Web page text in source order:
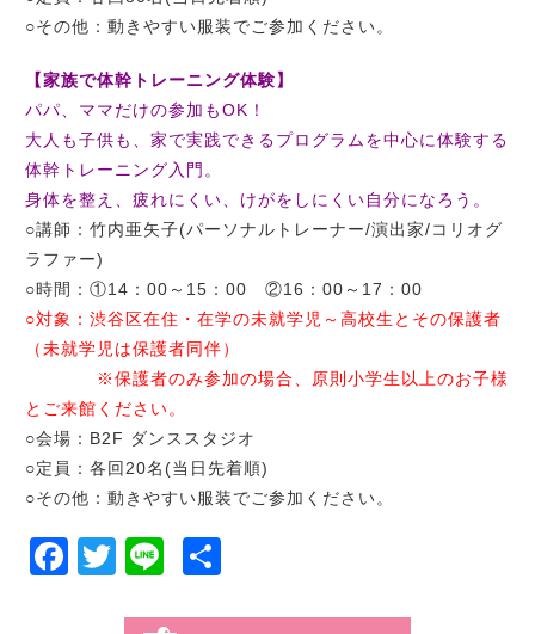
○その他：動きやすい服装でご参加ください。
【家族で体幹トレーニング体験】
パパ、ママだけの参加もOK！
大人も子供も、家で実践できるプログラムを中心に体験する
体幹トレーニング入門。
身体を整え、疲れにくい、けがをしにくい自分になろう。
○講師：竹内亜矢子(パーソナルトレーナー/演出家/コリオグ
ラファー)
○時間：①14：00～15：00 ②16：00～17：00
○対象：渋谷区在住・在学の未就学児～高校生とその保護者
（未就学児は保護者同伴）
※保護者のみ参加の場合、原則小学生以上のお子様
とご来館ください。
○会場：B2F ダンススタジオ
○定員：各回20名(当日先着順)
○その他：動きやすい服装でご参加ください。
Facebook
Twitter
Line